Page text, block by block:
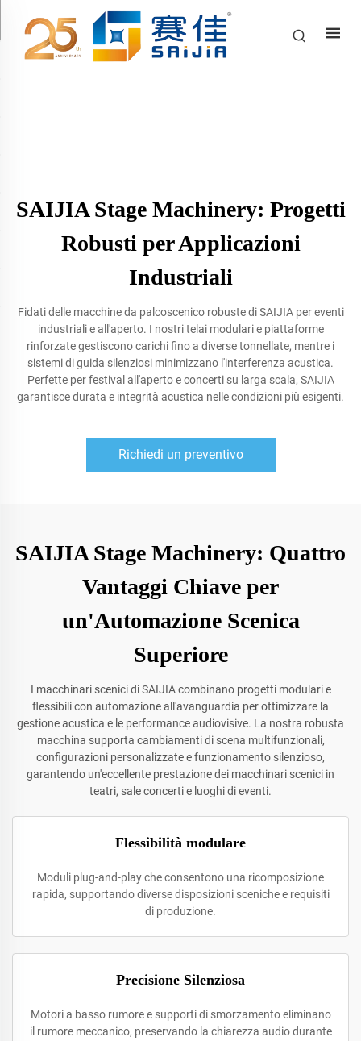
SAIJIA Stage Machinery: Progetti
Robusti per Applicazioni
Industriali
Fidati delle macchine da palcoscenico robuste di SAIJIA per eventi
industriali e all'aperto. I nostri telai modulari e piattaforme
rinforzate gestiscono carichi fino a diverse tonnellate, mentre i
sistemi di guida silenziosi minimizzano l'interferenza acustica.
Perfette per festival all'aperto e concerti su larga scala, SAIJIA
garantisce durata e integrità acustica nelle condizioni più esigenti.
Richiedi un preventivo
SAIJIA Stage Machinery: Quattro
Vantaggi Chiave per
un'Automazione Scenica
Superiore
I macchinari scenici di SAIJIA combinano progetti modulari e
flessibili con automazione all'avanguardia per ottimizzare la
gestione acustica e le performance audiovisive. La nostra robusta
macchina supporta cambiamenti di scena multifunzionali,
configurazioni personalizzate e funzionamento silenzioso,
garantendo un'eccellente prestazione dei macchinari scenici in
teatri, sale concerti e luoghi di eventi.
Flessibilità modulare
Moduli plug-and-play che consentono una ricomposizione
rapida, supportando diverse disposizioni sceniche e requisiti
di produzione.
Precisione Silenziosa
Motori a basso rumore e supporti di smorzamento eliminano
il rumore meccanico, preservando la chiarezza audio durante